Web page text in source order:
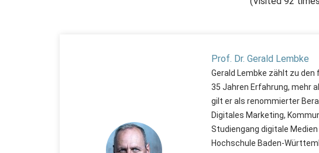
Prof. Dr. Gerald Lembke
Gerald Lembke zählt zu
35 Jahren Erfahrung, mehr
gilt er als renommierter
Digitales Marketing,
Studiengang digitale
Hochschule Baden-